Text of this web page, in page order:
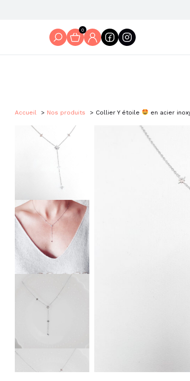
0
Accueil Nos produits Collier Y étoile en acier